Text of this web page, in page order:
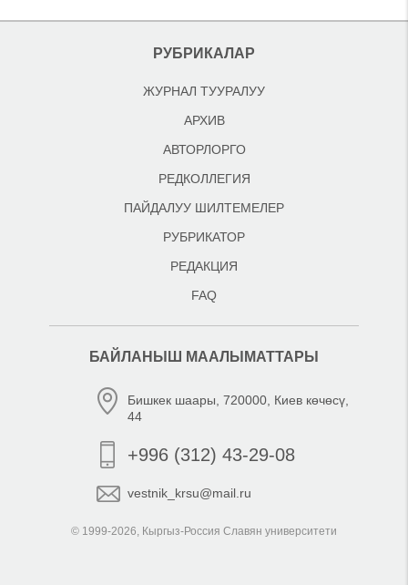
РУБРИКАЛАР
ЖУРНАЛ ТУУРАЛУУ
АРХИВ
АВТОРЛОРГО
РЕДКОЛЛЕГИЯ
ПАЙДАЛУУ ШИЛТЕМЕЛЕР
РУБРИКАТОР
РЕДАКЦИЯ
FAQ
БАЙЛАНЫШ МААЛЫМАТТАРЫ
Бишкек шаары, 720000, Киев көчөсү,
44
+996 (312) 43-29-08
vestnik_krsu@mail.ru
© 1999-2026, Кыргыз-Россия Славян университети